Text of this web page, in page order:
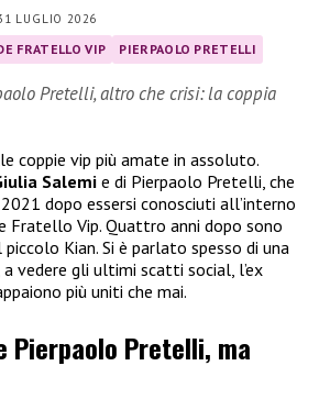
LUGLIO 2026
FRATELLO VIP PIERPAOLO PRETELLI
Pretelli, altro che crisi: la coppia
coppie vip più amate in assoluto.
Salemie di Pierpaolo Pretelli, che
dopo essersi conosciuti all’interno
Fratello Vip. Quattro anni dopo sono
Kian. Si è parlato spesso di una
vedere gli ultimi scatti social, l’ex
più uniti che mai.
Pierpaolo Pretelli, ma